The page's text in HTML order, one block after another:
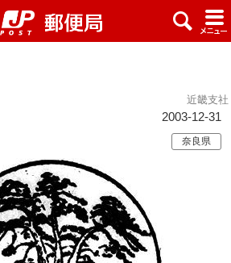
x #
近畿支社
2003-12-31
奈良県